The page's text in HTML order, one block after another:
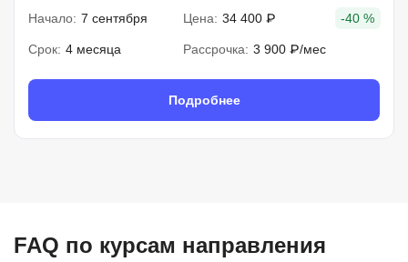
Начало: 7 сентября Цена: 34 400 ₽ -40 %
Срок: 4 месяца Рассрочка: 3 900 ₽/мес
Подробнее
FAQ по курсам направления